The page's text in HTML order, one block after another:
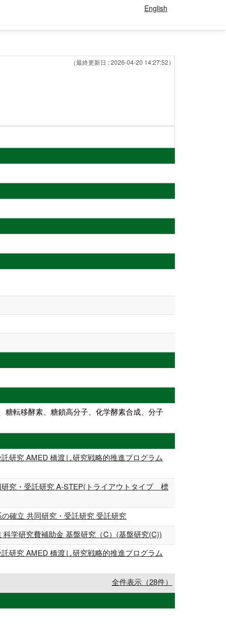
English
（最終更新日 : 2026-04-20 14:27:52）
糖転移酵素、糖鎖高分子、化学酵素合成、分子
研究 AMED 橋渡し研究戦略的推進プログラム
究・受託研究 A-STEP(トライアウトタイプ 標
確立 共同研究・受託研究 受託研究
学研究費補助金 基盤研究（C）(基盤研究(C))
研究 AMED 橋渡し研究戦略的推進プログラム
全件表示（28件）